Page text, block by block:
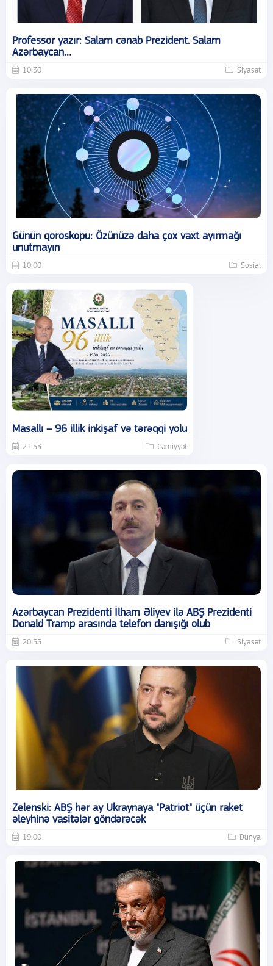
Professor yazır: Salam cənab Prezident. Salam
Azərbaycan…
10:30 Siyasət
Günün qoroskopu: Özünüzə daha çox vaxt ayırmağı
unutmayın
10:00 Sosial
Masallı – 96 illik inkişaf və tərəqqi yolu
21:53 Cəmiyyət
Azərbaycan Prezidenti İlham Əliyev ilə ABŞ Prezidenti
Donald Tramp arasında telefon danışığı olub
20:55 Siyasət
Zelenski: ABŞ hər ay Ukraynaya "Patriot" üçün raket
əleyhinə vasitələr göndərəcək
19:00 Dünya